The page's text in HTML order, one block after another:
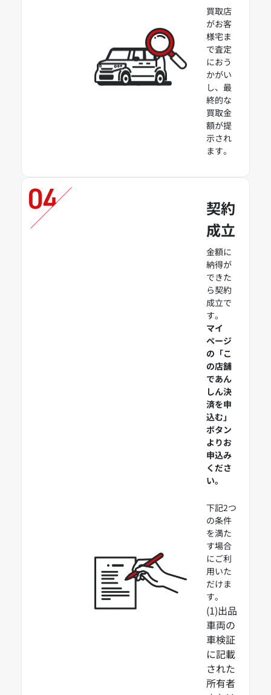
買取店
がお客
様宅ま
で査定
におう
かがい
し、最
終的な
買取金
額が提
示され
ます。
契約
成立
金額に
納得が
できた
ら契約
成立で
す。
マイ
ページ
の「こ
の店舗
であん
しん決
済を申
込む」
ボタン
よりお
申込み
くださ
い。
下記2つ
の条件
を満た
す場合
にご利
用いた
だけま
す。
(1)出品
車両の
車検証
に記載
された
所有者